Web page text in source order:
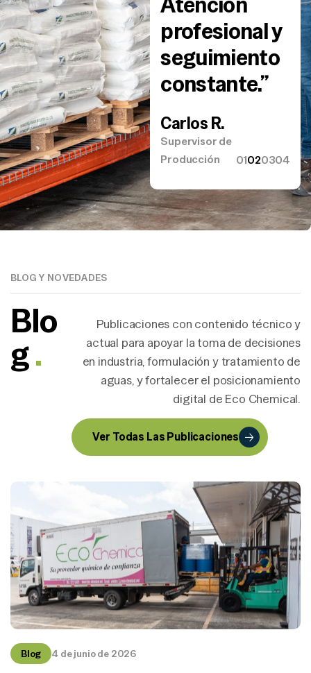
operación.”
María G.
Jefa de Compras
profesional y
seguimiento
constante.”
Carlos R.
Supervisor de
Producción
01020304
BLOG Y NOVEDADES
Blo
g.
Publicaciones con contenido técnico y
actual para apoyar la toma de decisiones
en industria, formulación y tratamiento de
aguas, y fortalecer el posicionamiento
digital de Eco Chemical.
Ver Todas Las Publicaciones
Blog 4 de junio de 2026